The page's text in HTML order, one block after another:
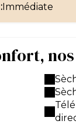
Immédiate